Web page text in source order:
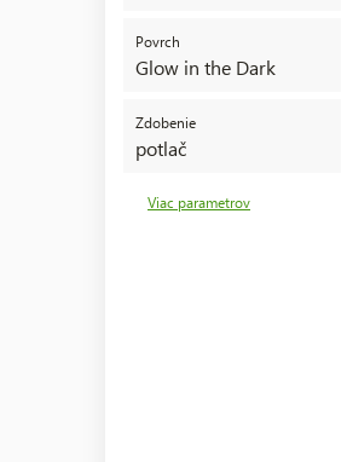
Povrch
Glow in the Dark
Zdobenie
potlač
Viac parametrov